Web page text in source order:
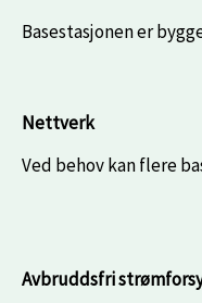
Basestasjonen er
Nettverk
Ved behov kan flere
Avbruddsfri